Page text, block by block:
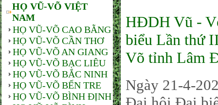
HỌ VŨ-VÕ VIỆT
NAM
HỌ VŨ-VÕ CAO BẰNG
HỌ VŨ-VÕ CẦN THƠ
HỌ VŨ-VÕ AN GIANG
HỌ VŨ-VÕ BẠC LIÊU
HỌ VŨ-VÕ BẮC NINH
HỌ VŨ-VÕ BẾN TRE
HỌ VŨ-VÕ BÌNH ĐỊNH
HĐDH Vũ -
biểu Lần thứ
Võ tỉnh Lâm
Ngày 21-4-